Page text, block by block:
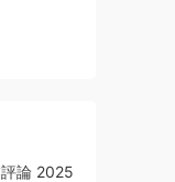
評論 2025